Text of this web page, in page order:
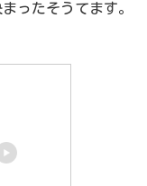
ったそうてます。